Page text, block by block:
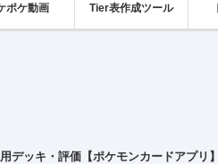
ポケ動画 Tier表作成ツール
デッキ・評価【ポケモンカードアプリ】